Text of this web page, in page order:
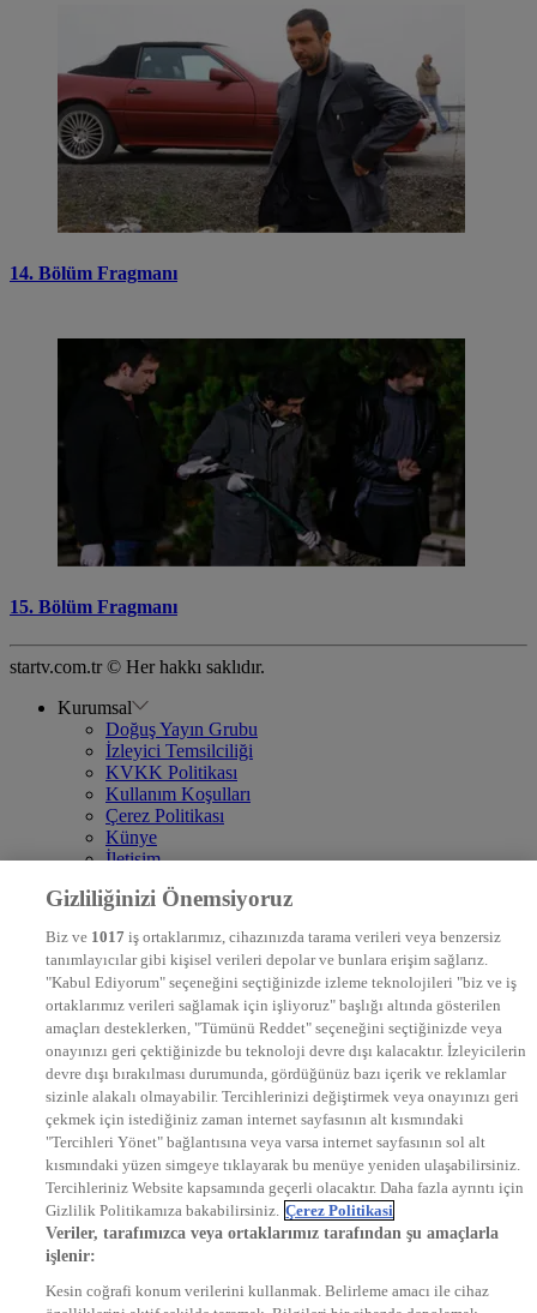
14. Bölüm Fragmanı
15. Bölüm Fragmanı
startv.com.tr © Her hakkı saklıdır.
Kurumsal
Doğuş Yayın Grubu
İzleyici Temsilciliği
KVKK Politikası
Kullanım Koşulları
Çerez Politikası
Künye
İletişim
DYG Televizyonlar
STAR
EURO STAR
KRAL POP TV
DYG Radyolar
NTV RADYO
KRAL FM
KRAL POP
EKSEN
VOYAGE
DYG Dijital
ntv.com.tr
ntvspor.net
secim.ntv.com.tr
startv.com.tr
kralmuzik.com.tr
Gizliliğinizi Önemsiyoruz
Biz ve 1017 iş ortaklarımız, cihazınızda tarama verileri veya benzersiz
tanımlayıcılar gibi kişisel verileri depolar ve bunlara erişim sağlarız.
"Kabul Ediyorum" seçeneğini seçtiğinizde izleme teknolojileri "biz ve iş
ortaklarımız verileri sağlamak için işliyoruz" başlığı altında gösterilen
amaçları desteklerken, "Tümünü Reddet" seçeneğini seçtiğinizde veya
onayınızı geri çektiğinizde bu teknoloji devre dışı kalacaktır. İzleyicilerin
devre dışı bırakılması durumunda, gördüğünüz bazı içerik ve reklamlar
sizinle alakalı olmayabilir. Tercihlerinizi değiştirmek veya onayınızı geri
çekmek için istediğiniz zaman internet sayfasının alt kısmındaki
"Tercihleri Yönet" bağlantısına veya varsa internet sayfasının sol alt
kısmındaki yüzen simgeye tıklayarak bu menüye yeniden ulaşabilirsiniz.
Tercihleriniz Website kapsamında geçerli olacaktır. Daha fazla ayrıntı için
Gizlilik Politikamıza bakabilirsiniz. Çerez Politikasi
Veriler, tarafımızca veya ortaklarımız tarafından şu amaçlarla
işlenir:
Kesin coğrafi konum verilerini kullanmak. Belirleme amacı ile cihaz